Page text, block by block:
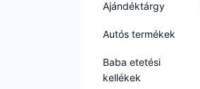
Ajándéktárgy
Autós termékek
Baba etetési
kellékek